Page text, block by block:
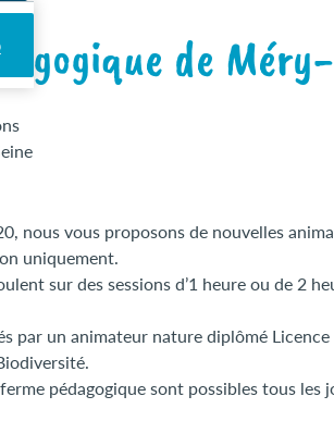
de
nous vous proposons de nouvelles
uniquement.
sur des sessions d’1 heure ou de 2
par un animateur nature diplômé
pédagogique sont possibles tous les